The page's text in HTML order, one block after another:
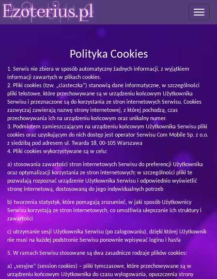
Toggle
Polityka Cookies
Serwis nie zbiera w sposób automatyczny żadnych informacji, z wyjątkiem
informacji zawartych w plikach cookies.
Pliki cookies (tzw. „ciasteczka”) stanowią dane informatyczne, w szczególności
pliki tekstowe, które przechowywane są w urządzeniu końcowym Użytkownika
Serwisu i przeznaczone są do korzystania ze stron internetowych Serwisu. Cookies
zazwyczaj zawierają nazwę strony internetowej, z której pochodzą, czas
przechowywania ich na urządzeniu końcowym oraz unikalny numer.
Podmiotem zamieszczającym na urządzeniu końcowym Użytkownika Serwisu pliki
cookies oraz uzyskującym do nich dostęp jest operator Serwisu Com Mobile Sp. z o.o.
z siedzibą pod adresem ul. Twarda 18, 00-105 Warszawa
Pliki cookies wykorzystywane są w celu:
a) stosowania zawartości stron internetowych Serwisu do preferencji Użytkownika
oraz optymalizacji korzystania ze stron internetowych; w szczególności pliki te
pozwalają rozpoznać urządzenie Użytkownika Serwisu i odpowiednio wyświetlić
stronę internetową, dostosowaną do jego indywidualnych potrzeb
b) tworzenia statystyk, które pomagają zrozumieć, w jaki sposób Użytkownicy
Serwisu korzystają ze stron internetowych, co umożliwia ulepszanie ich struktury i
zawartości
c) utrzymanie sesji Użytkownika Serwisu (po zalogowaniu), dzięki której Użytkownik
nie musi na każdej podstronie Serwisu ponownie wpisywać loginu i hasła
W ramach Serwisu stosowane są dwa zasadnicze rodzaje plików cookies:
a) „sesyjne” (session cookies) – pliki tymczasowe, które przechowywane są w
urządzeniu końcowym Użytkownika do czasu wylogowania, opuszczenia strony